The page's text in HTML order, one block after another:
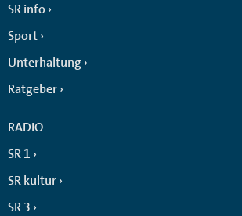
SR info
Sport
Unterhaltung
Ratgeber
RADIO
SR 1
SR kultur
SR 3